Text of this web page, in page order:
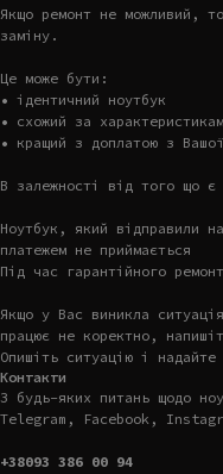
Якщо ремонт не можливий,
заміну.
Це може бути:
• ідентичний ноутбук
• схожий за
• кращий з доплатою з
В залежності від того що є
Ноутбук, який відправили
платежем не приймається
Під час гарантійного
Якщо у Вас виникла
працює не коректно,
Опишіть ситуацію і
Контакти
З будь-яких питань щодо
Telegram, Facebook,
+38093 386 00 94